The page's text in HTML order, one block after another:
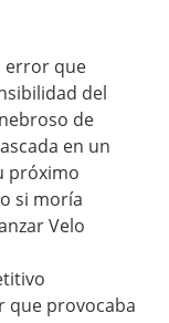
error que
del
de
en un
próximo
si moría
Velo
que provocaba